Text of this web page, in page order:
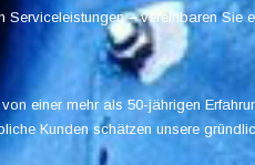
Serviceleistungen – vereinbaren Sie
einer mehr als 50-jährigen
Kunden schätzen unsere